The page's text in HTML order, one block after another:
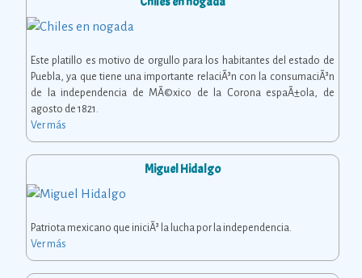
Este platillo es motivo de orgullo para los habitantes del estado de
Puebla, ya que tiene una importante relaciÃ³n con la consumaciÃ³n
de la independencia de MÃ©xico de la Corona espaÃ±ola, de
agosto de 1821.
Ver más
Miguel Hidalgo
Patriota mexicano que iniciÃ³ la lucha por la independencia.
Ver más